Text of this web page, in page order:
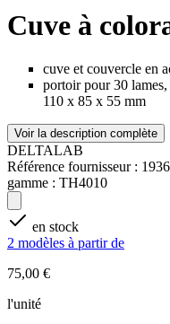
Cuve à
cuve et couvercle en
portoir pour 30
110 x 85 x 55 mm
Voir la description complète
DELTALAB
Référence fournisseur :
gamme : TH4010
en stock
2 modèles à partir de
75,00 €
l'unité